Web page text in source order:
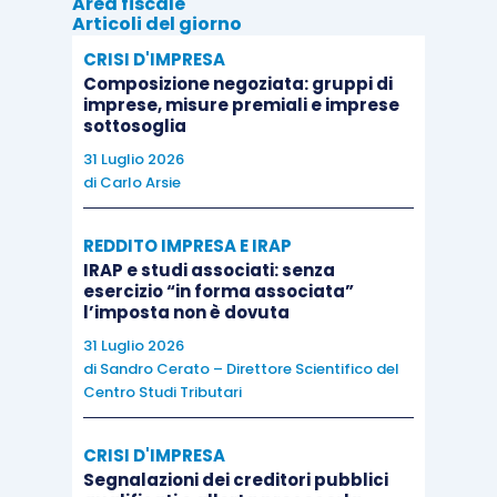
4% sui beni finitinon è condizionata dal fatto
che le abitazionisiano destinate a “prima
casa”.
Un’ulteriore casistica riguarda la
fabbricato Tupini prima che i lavori siano
costruzione” è un’operazione sempre imponibile
ai fini IVA, poiché il bene èancora inserito nel
circuito produttivo. Se l’impresa costruttrice
cede un fabbricato Tupini (diverso dalle singole
case di abitazione) quando è ancora non ultimato,
bensì beneficia
ai sensi deln. 127-undeciesdella Tabella A,
Articoli del giorno
CRISI D'IMPRESA
Composizione negoziata: gruppi di
imprese, misure premiali e imprese
sottosoglia
31 Luglio 2026
di Carlo Arsie
REDDITO IMPRESA E IRAP
IRAP e studi associati: senza
esercizio “in forma associata”
l’imposta non è dovuta
31 Luglio 2026
di Sandro Cerato – Direttore Scientifico del
Centro Studi Tributari
CRISI D'IMPRESA
Segnalazioni dei creditori pubblici